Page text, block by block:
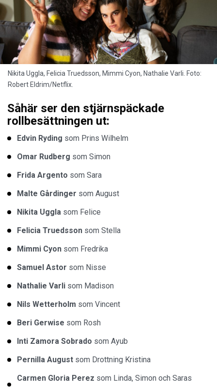
Nikita Uggla, Felicia Truedsson, Mimmi Cyon, Nathalie Varli. Foto:
Robert Eldrim/Netflix.
Såhär ser den stjärnspäckade
rollbesättningen ut:
Edvin Ryding som Prins Wilhelm
Omar Rudberg som Simon
Frida Argento som Sara
Malte Gårdinger som August
Nikita Uggla som Felice
Felicia Truedsson som Stella
Mimmi Cyon som Fredrika
Samuel Astor som Nisse
Nathalie Varli som Madison
Nils Wetterholm som Vincent
Beri Gerwise som Rosh
Inti Zamora Sobrado som Ayub
Pernilla August som Drottning Kristina
Carmen Gloria Perez som Linda, Simon och Saras